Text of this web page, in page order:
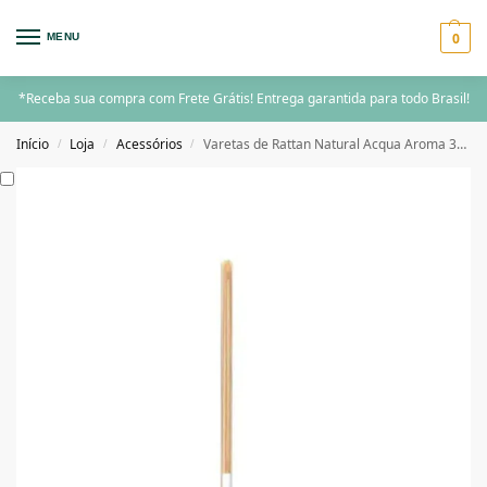
MENU 0
*Receba sua compra com Frete Grátis! Entrega garantida para todo Brasil!
Início / Loja / Acessórios / Varetas de Rattan Natural Acqua Aroma 30cm 8und